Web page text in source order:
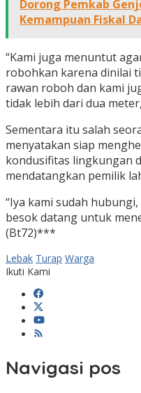
Dorong Pemkab
Kemampuan Fiskal
“Kami juga menuntut
robohkan karena dinilai
rawan roboh dan kami
tidak lebih dari dua
Sementara itu salah
menyatakan siap
kondusifitas lingkungan
mendatangkan pemilik
“Iya kami sudah
besok datang untuk
(Bt72)***
Lebak Turap Warga
Ikuti Kami
Navigasi pos